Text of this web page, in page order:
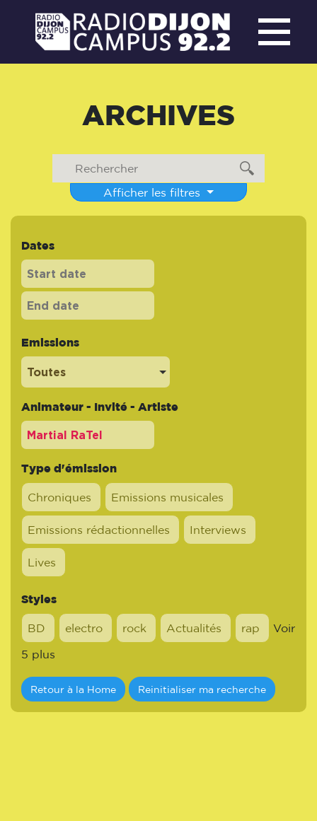
ARCHIVES
Afficher les filtres
Dates
Emissions
Toutes
Animateur - Invité - Artiste
Type d'émission
Chroniques Emissions musicales
Emissions rédactionnelles Interviews
Lives
Styles
BD electro rock Actualités rap Voir
5 plus
Retour à la Home Reinitialiser ma recherche